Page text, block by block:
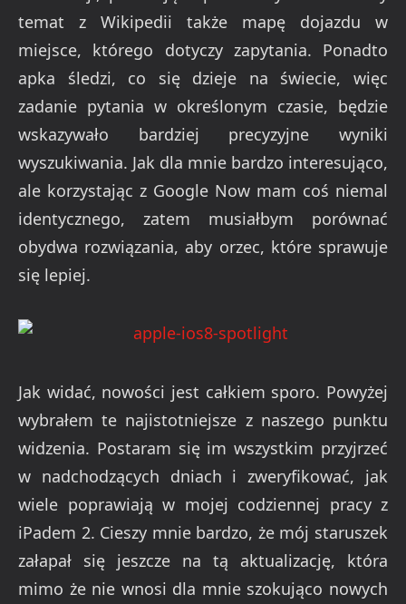
temat z Wikipedii także mapę dojazdu w
miejsce, którego dotyczy zapytania. Ponadto
apka śledzi, co się dzieje na świecie, więc
zadanie pytania w określonym czasie, będzie
wskazywało bardziej precyzyjne wyniki
wyszukiwania. Jak dla mnie bardzo interesująco,
ale korzystając z Google Now mam coś niemal
identycznego, zatem musiałbym porównać
obydwa rozwiązania, aby orzec, które sprawuje
się lepiej.
Jak widać, nowości jest całkiem sporo. Powyżej
wybrałem te najistotniejsze z naszego punktu
widzenia. Postaram się im wszystkim przyjrzeć
w nadchodzących dniach i zweryfikować, jak
wiele poprawiają w mojej codziennej pracy z
iPadem 2. Cieszy mnie bardzo, że mój staruszek
załapał się jeszcze na tą aktualizację, która
mimo że nie wnosi dla mnie szokująco nowych